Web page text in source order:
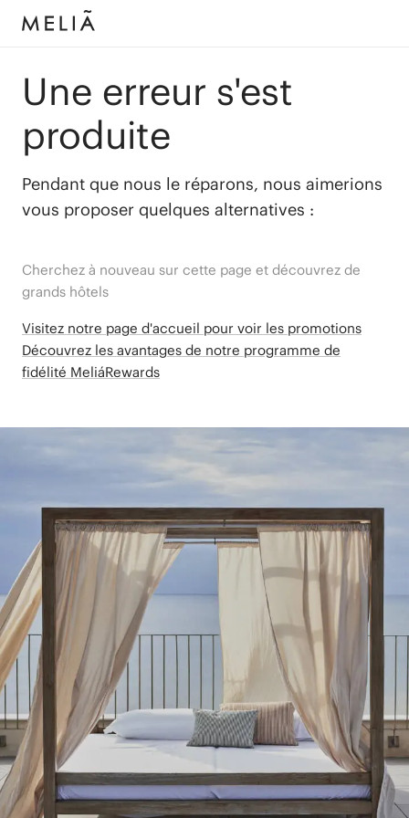
Une erreur s'est
produite
Pendant que nous le réparons, nous aimerions
vous proposer quelques alternatives :
Cherchez à nouveau sur cette page et découvrez de
grands hôtels
Visitez notre page d'accueil pour voir les promotions
Découvrez les avantages de notre programme de
fidélité MeliáRewards